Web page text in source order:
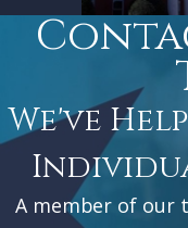
We've
A member of our